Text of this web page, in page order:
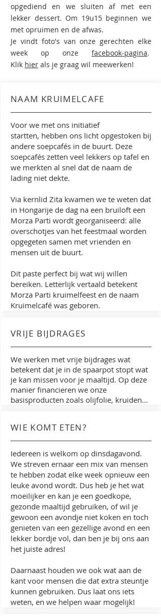
opgediend en we sluiten af met een
lekker dessert. Om 19u15 beginnen we
met opruimen en de afwas.
Je vindt foto's van onze gerechten elke
week op onze facebook-pagina.
Klik hier als je graag wil meewerken!
NAAM KRUIMELCAFE
Voor we met ons initiatief
startten, hebben ons licht opgestoken bij
andere soepcafés in de buurt. Deze
soepcafés zetten veel lekkers op tafel en
we merkten al snel dat de naam de
lading niet dekte.
Via kernlid Zita kwamen we te weten dat
in Hongarije de dag na een bruiloft een
Morza Parti wordt georganiseerd: alle
overschotjes van het feestmaal worden
opgegeten samen met vrienden en
mensen uit de buurt.
Dit paste perfect bij wat wij willen
bereiken. Letterlijk vertaald betekent
Morza Parti kruimelfeest en de naam
Kruimelcafé was geboren.
VRIJE BIJDRAGES
We werken met vrije bijdrages wat
betekent dat je in de spaarpot stopt wat
je kan missen voor je maaltijd. Op deze
manier financieren we onze
basisproducten zoals olijfolie, kruiden...
WIE KOMT ETEN?
Iedereen is welkom op dinsdagavond.
We streven ernaar een mix van mensen
te hebben zodat elke week opnieuw een
leuke avond wordt. Dus heb je het wat
moeilijker en kan je een goedkope,
gezonde maaltijd gebruiken, of wil je
gewoon een avondje niet koken en toch
genieten van een gezellige avond en een
lekker bordje vol, dan ben je bij ons aan
het juiste adres!
Daarnaast houden we ook wat aan de
kant voor mensen die dat extra steuntje
kunnen gebruiken. Dus laat ons iets
weten, en we helpen waar mogelijk!